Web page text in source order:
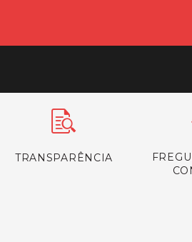
TRANSPARÊNCIA